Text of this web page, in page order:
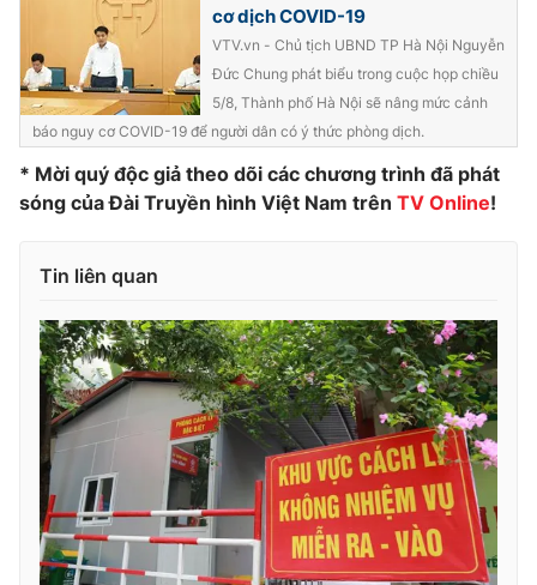
cơ dịch COVID-19
VTV.vn - Chủ tịch UBND TP Hà Nội Nguyễn
Đức Chung phát biểu trong cuộc họp chiều
5/8, Thành phố Hà Nội sẽ nâng mức cảnh
báo nguy cơ COVID-19 để người dân có ý thức phòng dịch.
* Mời quý độc giả theo dõi các chương trình đã phát
sóng của Đài Truyền hình Việt Nam trên TV Online!
Tin liên quan